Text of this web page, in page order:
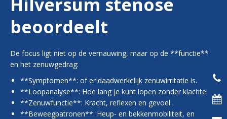
beoordeelt
De focus ligt niet op de vernauwing, maar op de **functie**
en het zenuwgedrag:
**Symptomen**: of er daadwerkelijk zenuwirritatie is.
**Loopanalyse**: Hoe lang je kunt lopen zonder klachten.
**Zenuwfunctie**: Kracht, reflexen en gevoel.
**Beweegpatronen**: Heup- en bekkenmobiliteit, en